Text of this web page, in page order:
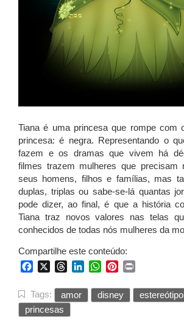
Tiana é uma princesa que rompe com
princesa: é negra. Representando o
fazem e os dramas que vivem há
filmes trazem mulheres que precisam
seus homens, filhos e famílias, mas
duplas, triplas ou sabe-se-lá quantas
pode dizer, ao final, é que a história
Tiana traz novos valores nas telas
conhecidos de todas nós mulheres da
Compartilhe este conteúdo:
FacebookThreadsLinkedInWhatsApp
Pinterest
Tags: amor disney
princesas